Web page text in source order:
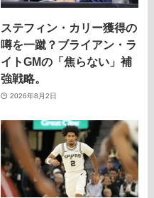
ステフィン・カリー獲得の
噂を一蹴？ブライアン・ラ
イトGMの「焦らない」補
強戦略。
2026年8月2日